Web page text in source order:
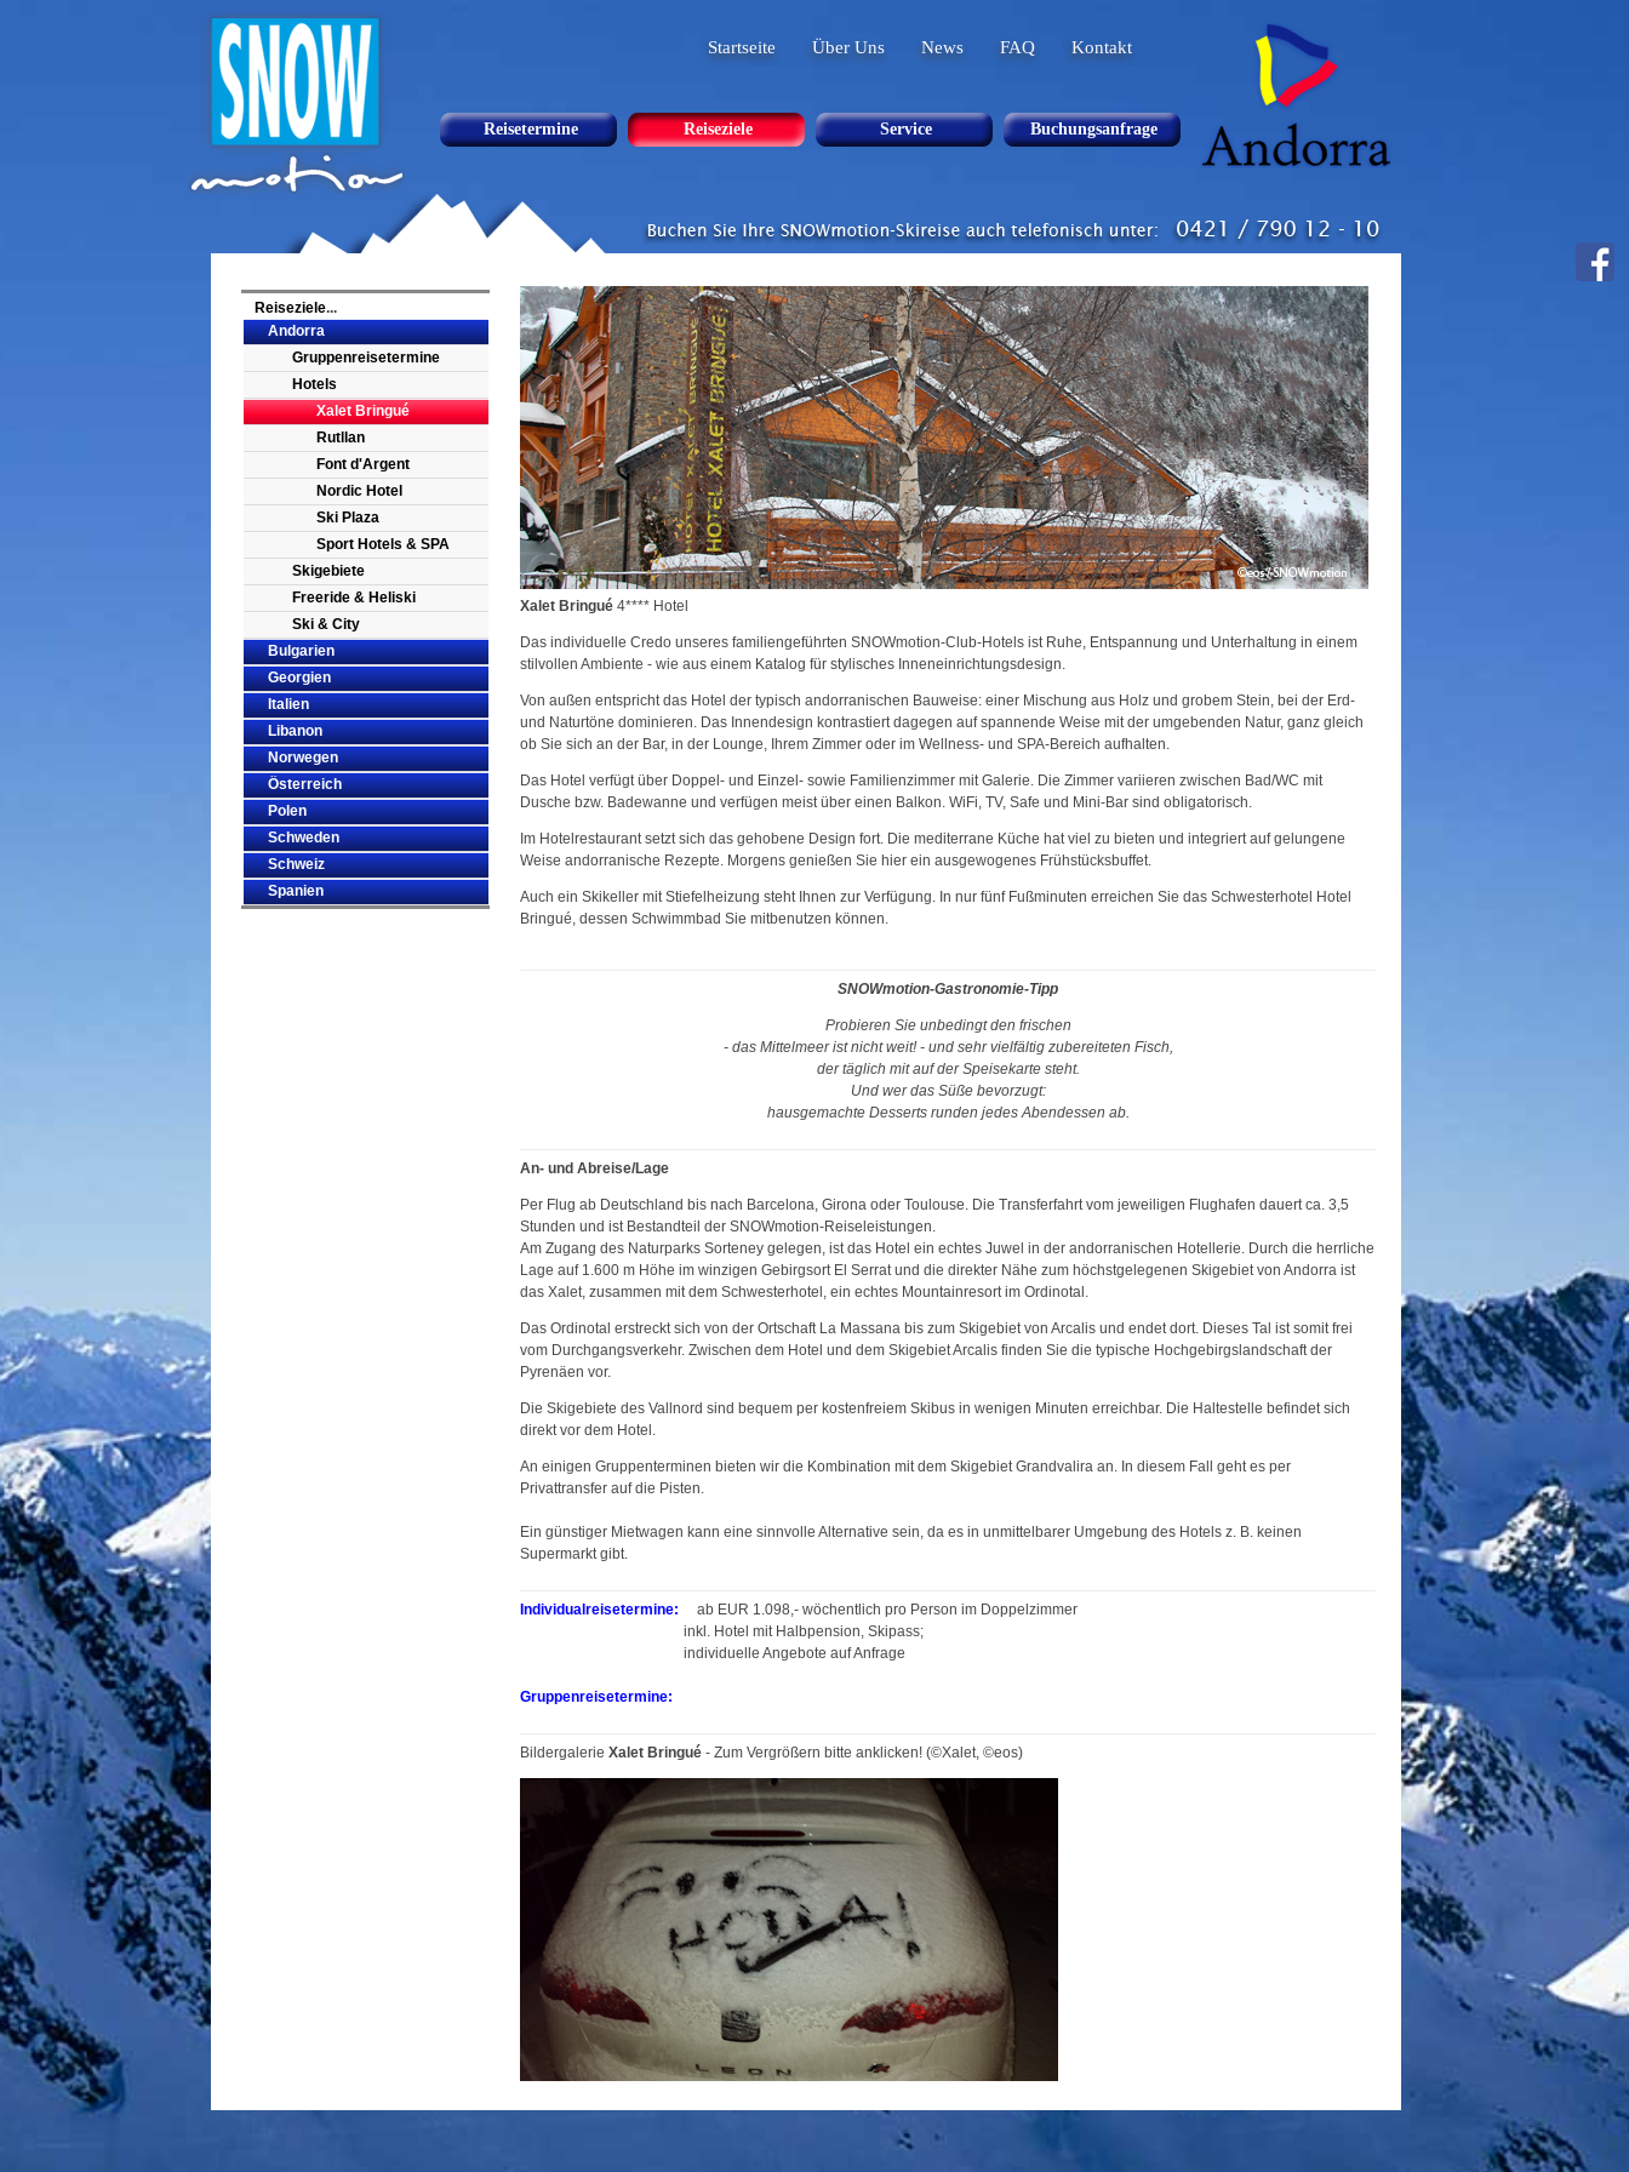
Startseite Über Uns News FAQ Kontakt
Reisetermine Reiseziele Service Buchungsanfrage
Reiseziele...
Andorra
Gruppenreisetermine
Hotels
Xalet Bringué
Rutllan
Font d'Argent
Nordic Hotel
Ski Plaza
Sport Hotels & SPA
Skigebiete
Freeride & Heliski
Ski & City
Bulgarien
Georgien
Italien
Libanon
Norwegen
Österreich
Polen
Schweden
Schweiz
Spanien
Xalet Bringué4**** Hotel
Das individuelle Credo unseres familiengeführten SNOWmotion-Club-Hotels ist Ruhe, Entspannung und Unterhaltung in einem
stilvollen Ambiente - wie aus einem Katalog für stylisches Inneneinrichtungsdesign.
Von außen entspricht das Hotel der typisch andorranischen Bauweise: einer Mischung aus Holz und grobem Stein, bei der Erd-
und Naturtöne dominieren. Das Innendesign kontrastiert dagegen auf spannende Weise mit der umgebenden Natur, ganz gleich
ob Sie sich an der Bar, in der Lounge, Ihrem Zimmer oder im Wellness- und SPA-Bereich aufhalten.
Das Hotel verfügt über Doppel- und Einzel- sowie Familienzimmer mit Galerie. Die Zimmer variieren zwischen Bad/WC mit
Dusche bzw. Badewanne und verfügen meist über einen Balkon. WiFi, TV, Safe und Mini-Bar sind obligatorisch.
Im Hotelrestaurant setzt sich das gehobene Design fort. Die mediterrane Küche hat viel zu bieten und integriert auf gelungene
Weise andorranische Rezepte. Morgens genießen Sie hier ein ausgewogenes Frühstücksbuffet.
Auch ein Skikeller mit Stiefelheizung steht Ihnen zur Verfügung. In nur fünf Fußminuten erreichen Sie das Schwesterhotel Hotel
Bringué, dessen Schwimmbad Sie mitbenutzen können.
SNOWmotion-Gastronomie-Tipp
Probieren Sie unbedingt den frischen
- das Mittelmeer ist nicht weit! - und sehr vielfältig zubereiteten Fisch,
der täglich mit auf der Speisekarte steht.
Und wer das Süße bevorzugt:
hausgemachte Desserts runden jedes Abendessen ab.
An- und Abreise/Lage
Per Flug ab Deutschland bis nach Barcelona, Girona oder Toulouse. Die Transferfahrt vom jeweiligen Flughafen dauert ca. 3,5
Stunden und ist Bestandteil der SNOWmotion-Reiseleistungen.
Am Zugang des Naturparks Sorteney gelegen, ist das Hotel ein echtes Juwel in der andorranischen Hotellerie. Durch die herrliche
Lage auf 1.600 m Höhe im winzigen Gebirgsort El Serrat und die direkter Nähe zum höchstgelegenen Skigebiet von Andorra ist
das Xalet, zusammen mit dem Schwesterhotel, ein echtes Mountainresort im Ordinotal.
Das Ordinotal erstreckt sich von der Ortschaft La Massana bis zum Skigebiet von Arcalis und endet dort. Dieses Tal ist somit frei
vom Durchgangsverkehr. Zwischen dem Hotel und dem Skigebiet Arcalis finden Sie die typische Hochgebirgslandschaft der
Pyrenäen vor.
Die Skigebiete des Vallnord sind bequem per kostenfreiem Skibus in wenigen Minuten erreichbar. Die Haltestelle befindet sich
direkt vor dem Hotel.
An einigen Gruppenterminen bieten wir die Kombination mit dem Skigebiet Grandvalira an. In diesem Fall geht es per
Privattransfer auf die Pisten.
Ein günstiger Mietwagen kann eine sinnvolle Alternative sein, da es in unmittelbarer Umgebung des Hotels z. B. keinen
Supermarkt gibt.
Individualreisetermine:
ab EUR 1.098,- wöchentlich pro Person im Doppelzimmer
inkl. Hotel mit Halbpension, Skipass;
individuelle Angebote auf Anfrage
Gruppenreisetermine:
BildergalerieXalet Bringué- Zum Vergrößern bitte anklicken! (©Xalet, ©eos)